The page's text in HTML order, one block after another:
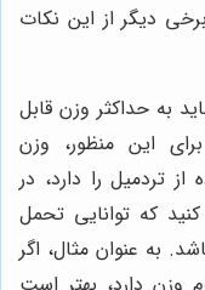
دیگر از این نکات
به حداکثر وزن قابل
این منظور، وزن
تردمیل را دارد، در
که توانایی تحمل
به عنوان مثال، اگر